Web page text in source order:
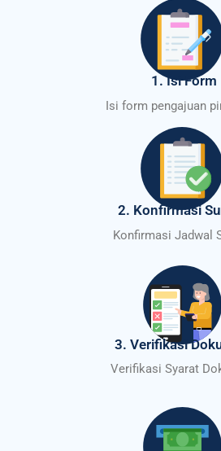
1. Isi Form
Isi form pengajuan
2. Konfirmasi
Konfirmasi Jadwal
3. Verifikasi
Verifikasi Syarat